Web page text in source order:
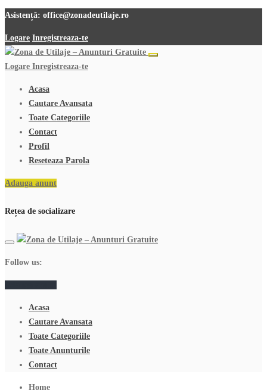
Asistență: office@zonadeutilaje.ro
Logare Inregistreaza-te
Logare Inregistreaza-te
Acasa
Cautare Avansata
Toate Categoriile
Contact
Profil
Reseteaza Parola
Adauga anunt
Rețea de socializare
Follow us:
Acasa
Cautare Avansata
Toate Categoriile
Toate Anunturile
Contact
Home